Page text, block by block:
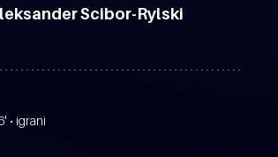
Scibor-Rylski
• igrani